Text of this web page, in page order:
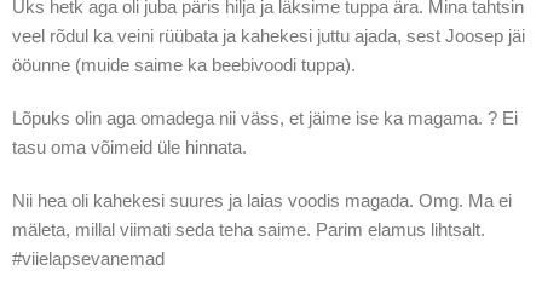
Üks hetk aga oli juba päris hilja ja läksime tuppa ära. Mina tahtsin
veel rõdul ka veini rüübata ja kahekesi juttu ajada, sest Joosep jäi
ööunne (muide saime ka beebivoodi tuppa).
Lõpuks olin aga omadega nii väss, et jäime ise ka magama. ? Ei
tasu oma võimeid üle hinnata.
Nii hea oli kahekesi suures ja laias voodis magada. Omg. Ma ei
mäleta, millal viimati seda teha saime. Parim elamus lihtsalt.
#viielapsevanemad